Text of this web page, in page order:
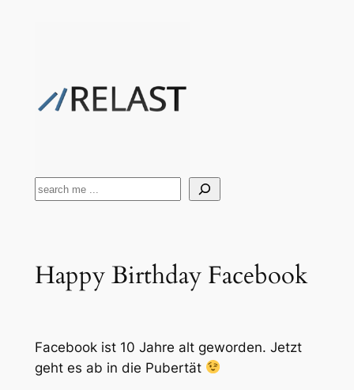
Suchen
Happy Birthday Facebook
Facebook ist 10 Jahre alt geworden. Jetzt
geht es ab in die Pubertät